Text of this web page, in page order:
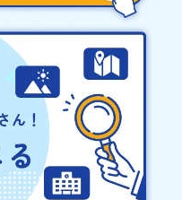
持続可能な地域・社会をつ
月に島根県に設立した教育
連携しながら、中学卒業後に
価値観に合った地域・学校
「地域みらい留学」をはじ
つくり続けています。名
ットフォーム設 立：2017
島根県松江市東本町二
地公式HP：http://c-
小川・小原E-mail：
験」のプログラム開催情報
さい♪地域みらい留学公式